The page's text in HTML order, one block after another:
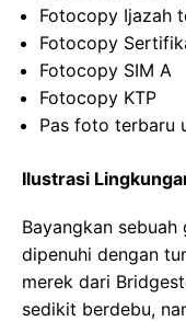
Fotocopy Ijazah
Fotocopy
Fotocopy SIM A
Fotocopy KTP
Pas foto terbaru
Ilustrasi
Bayangkan
dipenuhi dengan
merek dari
sedikit berdebu,